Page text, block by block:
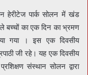
हेरीटेज पार्क सोलन में खंड
बच्चों का एक दिन का भ्रमण
गया । इस एक दिवसीय
जी रहे। यह एक दिवसीय
संस्थान सोलन द्वारा